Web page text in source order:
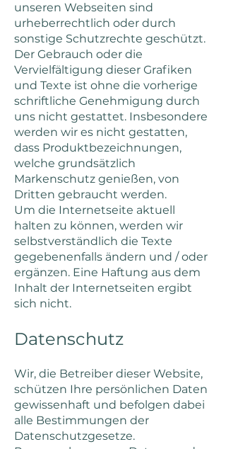
unseren Webseiten sind
urheberrechtlich oder durch
sonstige Schutzrechte geschützt.
Der Gebrauch oder die
Vervielfältigung dieser Grafiken
und Texte ist ohne die vorherige
schriftliche Genehmigung durch
uns nicht gestattet. Insbesondere
werden wir es nicht gestatten,
dass Produktbezeichnungen,
welche grundsätzlich
Markenschutz genießen, von
Dritten gebraucht werden.
Um die Internetseite aktuell
halten zu können, werden wir
selbstverständlich die Texte
gegebenenfalls ändern und / oder
ergänzen. Eine Haftung aus dem
Inhalt der Internetseiten ergibt
sich nicht.
Datenschutz
Wir, die Betreiber dieser Website,
schützen Ihre persönlichen Daten
gewissenhaft und befolgen dabei
alle Bestimmungen der
Datenschutzgesetze.